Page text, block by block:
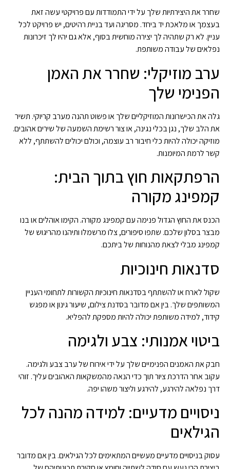
שחרר את היצירתיות שלך על ידי התמודדות עם פרויקטי עשה זאת
בעצמך או מלאכת יד ביחד. מסריגה ועד בניית רהיטים, יש פרויקט לכל
עניין. לא רק שתהיה לך יצירה מוחשית בסוף, אלא גם יהיו לך זיכרונות
נפלאים של עבודה משותפת.
ערב מוזיקלי: שחרר את האמן
הפנימי שלך
גלה את הכישרונות המוזיקליים שלך או פשוט תהנה מערב קריוקי. תשיר
את הלב שלך, נגן בכלי נגינה, או צור רשימת השמעה של שירים אהובים.
מוזיקה יכולה להיות כלי חיבור רב עוצמה, וכולם יכולים להשתתף, ללא
קשר לרמת המיומנות.
הרפתקאות חוץ בתוך הבית:
קמפינג מקורה
הכנס את החוץ הגדול פנימה עם קמפינג מקורה. הקימו אוהלים או בנו
מבצר בסלון שלכם. שתפו סיפורים, צלו מרשמלו ותיהנו מהריגוש של
קמפינג מבלי לצאת מהנוחות של ביתכם.
סדנאות חינוכיות
שקול לארח או להשתתף בסדנאות חינוכיות הקשורות לתחומי העניין
המשותפים שלך. בין אם מדובר בסדנת צילום, שיעור גינון או מפגש
קידוד, למידה משותפת יכולה להיות מספקת להפליא.
ביטוי אמנותי: צבע ולגימה
חבק את האמנים הפנימיים שלך על ידי אירוח של ערב צבע ולגימה.
עקוב אחר הדרכת ציור תוך כדי הנאה מהמשקאות האהובים עליך. זוהי
דרך נפלאה להירגע, להירגע וליצור משהו יפה.
ניסויים מדעיים: למידה מהנה לכל
הגילאים
עסוק בניסויים מדעיים מעשיים המתאימים לכל הגילאים. בין אם מדובר